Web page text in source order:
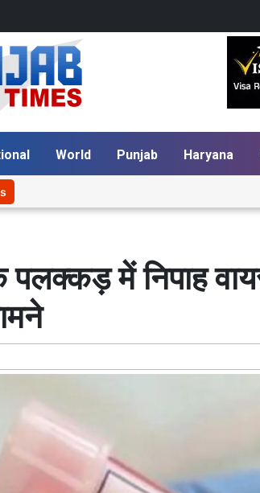
World Punjab Haryana
में निपाह